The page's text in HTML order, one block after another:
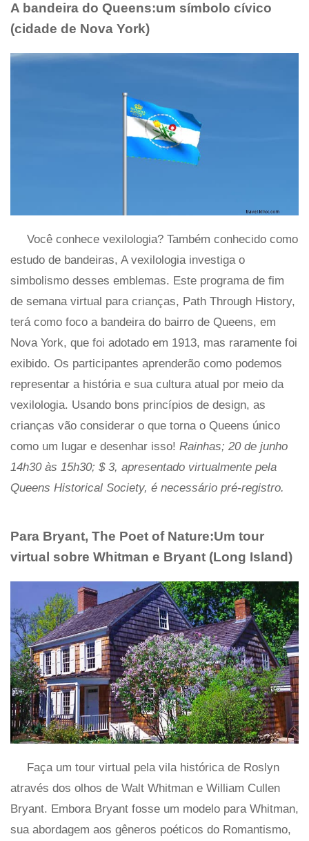
A bandeira do Queens:um símbolo cívico
(cidade de Nova York)
Você conhece vexilologia? Também conhecido como
estudo de bandeiras, A vexilologia investiga o
simbolismo desses emblemas. Este programa de fim
de semana virtual para crianças, Path Through History,
terá como foco a bandeira do bairro de Queens, em
Nova York, que foi adotado em 1913, mas raramente foi
exibido. Os participantes aprenderão como podemos
representar a história e sua cultura atual por meio da
vexilologia. Usando bons princípios de design, as
crianças vão considerar o que torna o Queens único
como um lugar e desenhar isso! Rainhas; 20 de junho
14h30 às 15h30; $ 3, apresentado virtualmente pela
Queens Historical Society, é necessário pré-registro.
Para Bryant, The Poet of Nature:Um tour
virtual sobre Whitman e Bryant (Long Island)
Faça um tour virtual pela vila histórica de Roslyn
através dos olhos de Walt Whitman e William Cullen
Bryant. Embora Bryant fosse um modelo para Whitman,
sua abordagem aos gêneros poéticos do Romantismo,